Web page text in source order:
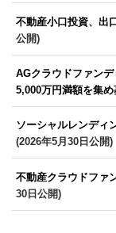
不動産小口投資、出
公開)
AGクラウドファンデ
5,000万円満額を集め
ソーシャルレンディ
(2026年5月30日公開)
不動産クラウドファ
30日公開)